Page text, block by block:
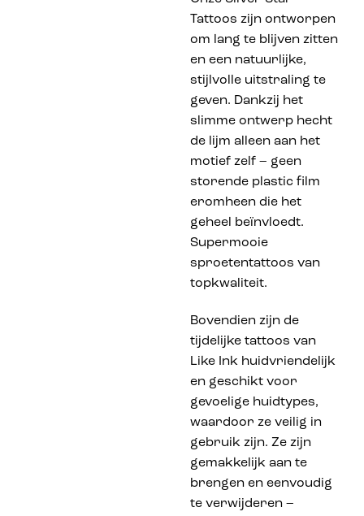
Tattoos zijn ontworpen
om lang te blijven zitten
en een natuurlijke,
stijlvolle uitstraling te
geven. Dankzij het
slimme ontwerp hecht
de lijm alleen aan het
motief zelf – geen
storende plastic film
eromheen die het
geheel beïnvloedt.
Supermooie
sproetentattoos van
topkwaliteit.
Bovendien zijn de
tijdelijke tattoos van
Like Ink huidvriendelijk
en geschikt voor
gevoelige huidtypes,
waardoor ze veilig in
gebruik zijn. Ze zijn
gemakkelijk aan te
brengen en eenvoudig
te verwijderen –